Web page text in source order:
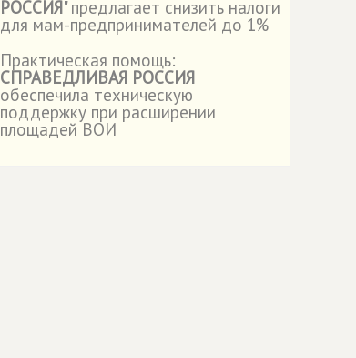
РОССИЯ" предлагает снизить налоги
для мам-предпринимателей до 1%
Практическая помощь:
СПРАВЕДЛИВАЯ РОССИЯ
обеспечила техническую
поддержку при расширении
площадей ВОИ